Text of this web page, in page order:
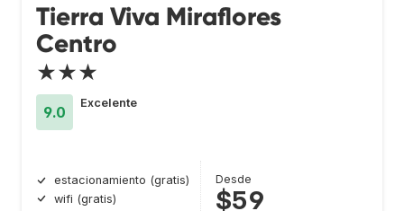
Tierra Viva Miraflores
Centro
★★★
9.0
Excelente
estacionamiento (gratis)
wifi (gratis)
Desde
$59